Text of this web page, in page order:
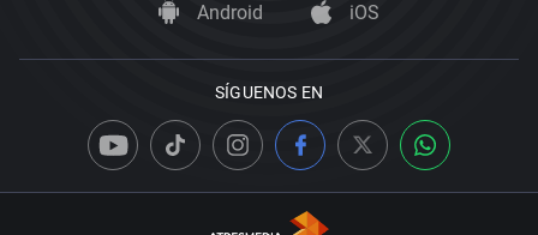
Android iOS
SÍGUENOS EN